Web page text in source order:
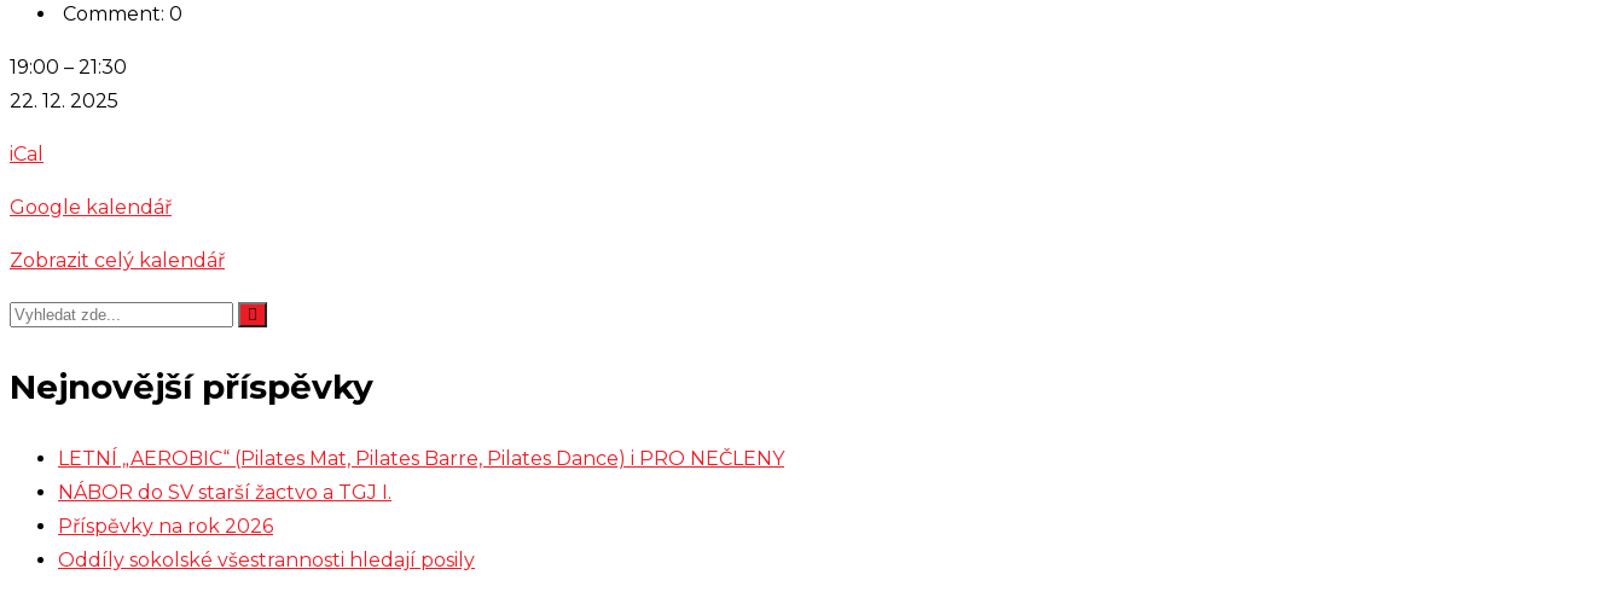
Comment: 0
Zkouška
-
Trnka
19:00 – 21:30
22. 12. 2025
iCal
Google kalendář
Zobrazit celý kalendář
Nejnovější příspěvky
LETNÍ „AEROBIC“ (Pilates Mat, Pilates Barre, Pilates Dance) i PRO NEČLENY
NÁBOR do SV starší žactvo a TGJ I.
Příspěvky na rok 2026
Oddíly sokolské všestrannosti hledají posily